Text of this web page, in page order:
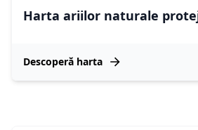
Harta ariilor naturale
Descoperă harta